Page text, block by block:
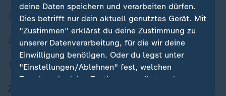
Aktuelle Sendungs-Videos
ZDFheute Stories
Themen im Überblick
deine Daten speichern und verarbeiten dürfen.
Dies betrifft nur dein aktuell genutztes Gerät. Mit
"Zustimmen" erklärst du deine Zustimmung zu
unserer Datenverarbeitung, für die wir deine
Einwilligung benötigen. Oder du legst unter
"Einstellungen/Ablehnen" fest, welchen
Zwecken du deine Zustimmung gibst und